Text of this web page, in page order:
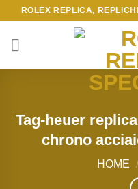
content
ROLEX REPLICA,
Tag-heuer
chrono
HOME /